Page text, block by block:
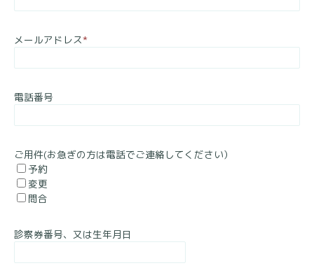
メールアドレス*
電話番号
ご用件(お急ぎの方は電話でご連絡してください）
予約
変更
問合
診察券番号、又は生年月日